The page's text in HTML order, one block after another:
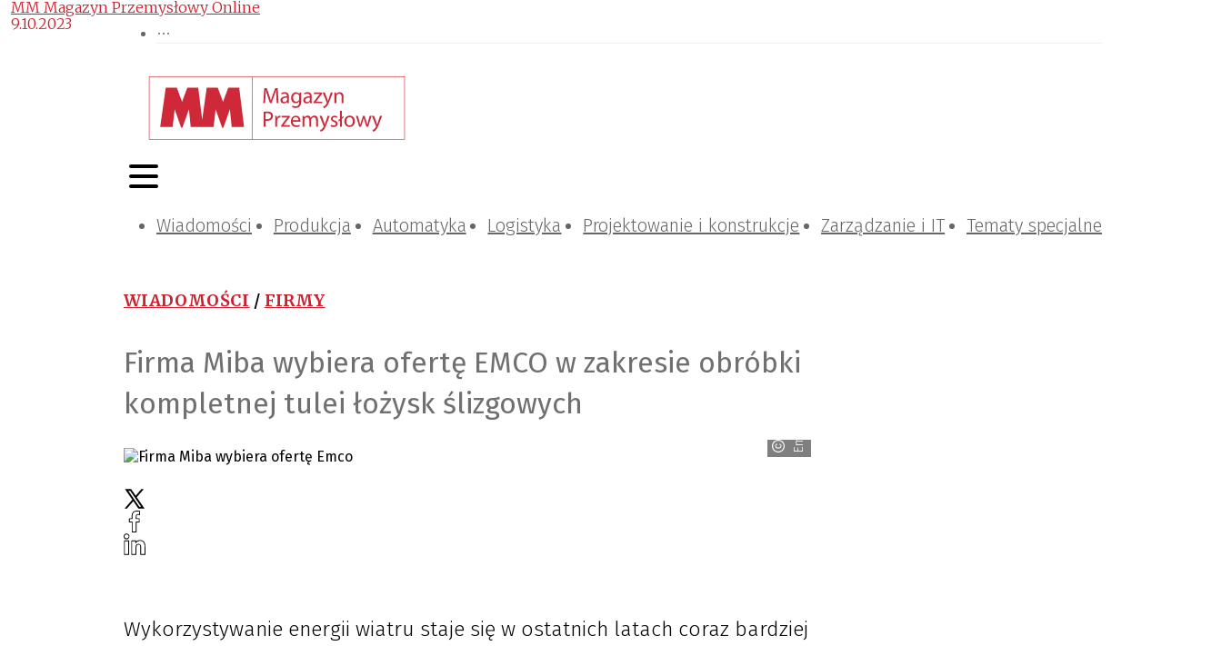
Wiadomości Produkcja Automatyka Logistyka Projektowanie i konstrukcje Zarządzanie i IT Tematy specjalne
WIADOMOŚCI / FIRMY
Firma Miba wybiera ofertę EMCO w zakresie obróbki
kompletnej tulei łożysk ślizgowych
Emco
MM Magazyn Przemysłowy Online
9.10.2023
Wykorzystywanie energii wiatru staje się w ostatnich latach coraz bardziej